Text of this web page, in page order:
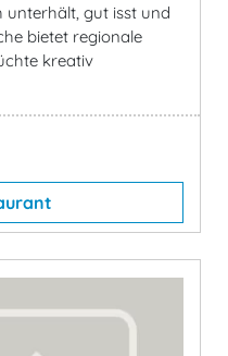
unterhält, gut isst und
bietet regionale
kreativ